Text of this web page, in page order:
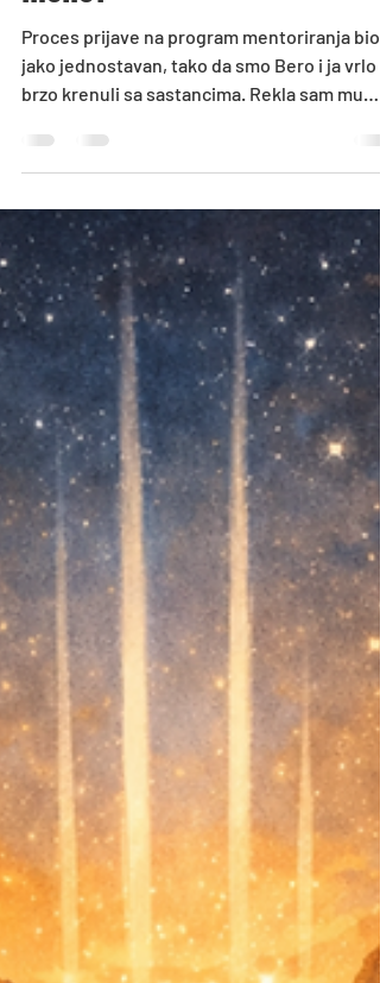
mentoringbyte
Feb 25
3 min read
Je li Mentoring Byte za
mene?
Proces prijave na program mentoriranja bio
jako jednostavan, tako da smo Bero i ja vrlo
brzo krenuli sa sastancima. Rekla sam mu
svoje probleme, želje i ideje, pa smo skupa
definirali ciljeve. Prvo sam primijetila da mi
ciljevi nisu bili dovoljno konkretni, i tu mi je
mentorovo iskustvo jako dobro došlo.
Pomogao mi je da se fokusiram na ono bitno i
da brže dođem do pravih rezultata.